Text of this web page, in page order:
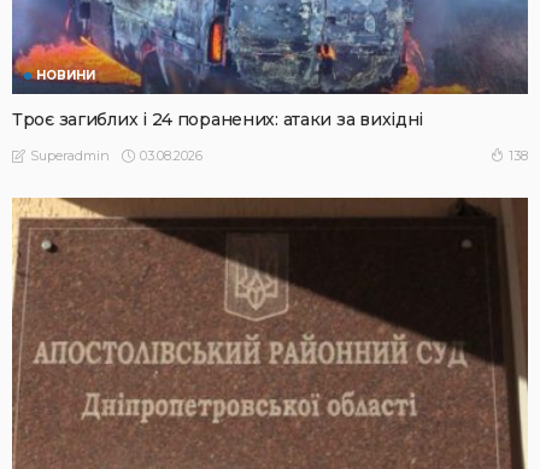
НОВИНИ
Троє загиблих і 24 поранених: атаки за вихідні
Superadmin 03.08.2026 138